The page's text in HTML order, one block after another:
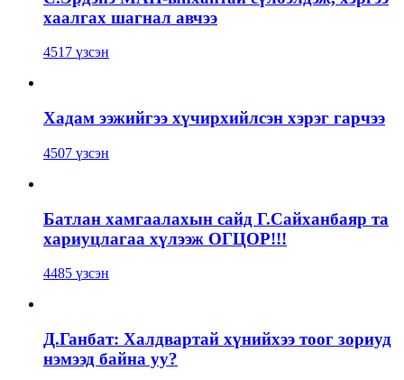
хаалгах шагнал авчээ
4517 үзсэн
Хадам ээжийгээ хүчирхийлсэн хэрэг гарчээ
4507 үзсэн
Батлан хамгаалахын сайд Г.Сайханбаяр та
хариуцлагаа хүлээж ОГЦОР!!!
4485 үзсэн
Д.Ганбат: Халдвартай хүнийхээ тоог зориуд
нэмээд байна уу?